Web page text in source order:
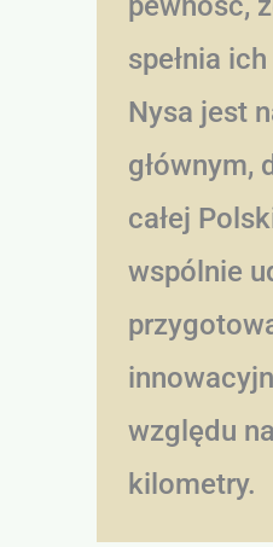
spełnia
Nysa jest
głównym,
całej
wspólnie
względu
kilometry.